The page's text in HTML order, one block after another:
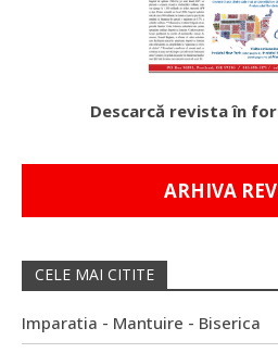
Descarcă revista în
ARHIVA
CELE MAI CITITE
Imparatia - Mantuire - Biserica